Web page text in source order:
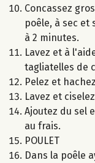
Concassez
poêle, à sec et
à 2 minutes.
Lavez et à
tagliatelles de
Pelez et
Lavez et
Ajoutez du sel
au frais.
POULET
Dans la poêle